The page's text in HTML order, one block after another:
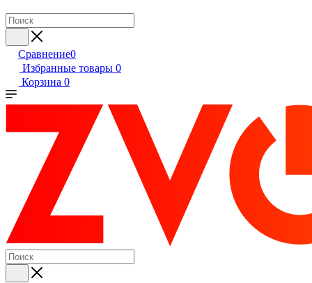
Сравнение0
Избранные товары 0
Корзина 0